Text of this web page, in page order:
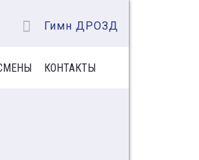
Гимн ДРОЗД
КОНТАКТЫ